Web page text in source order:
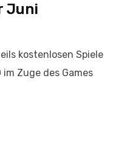
Juni
kostenlosen Spiele
Zuge des Games